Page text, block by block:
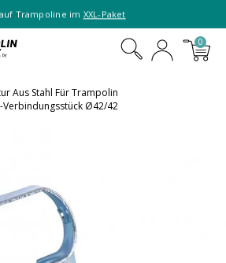
Trampoline im XXL-Paket
0
Aus Stahl Für Trampolin
Verbindungsstück Ø42/42